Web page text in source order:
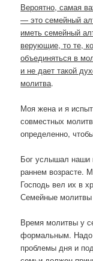
Вероятно, самая
— это семейный
иметь семейный
верующие, то те,
объединяться в
и не дает такой
молитва.
Моя жена и я
совместных
определенно,
Бог услышал наши
раннем возрасте.
Господь вел их в
Семейные
Время молитвы у
формальным. Надо
проблемы дня и